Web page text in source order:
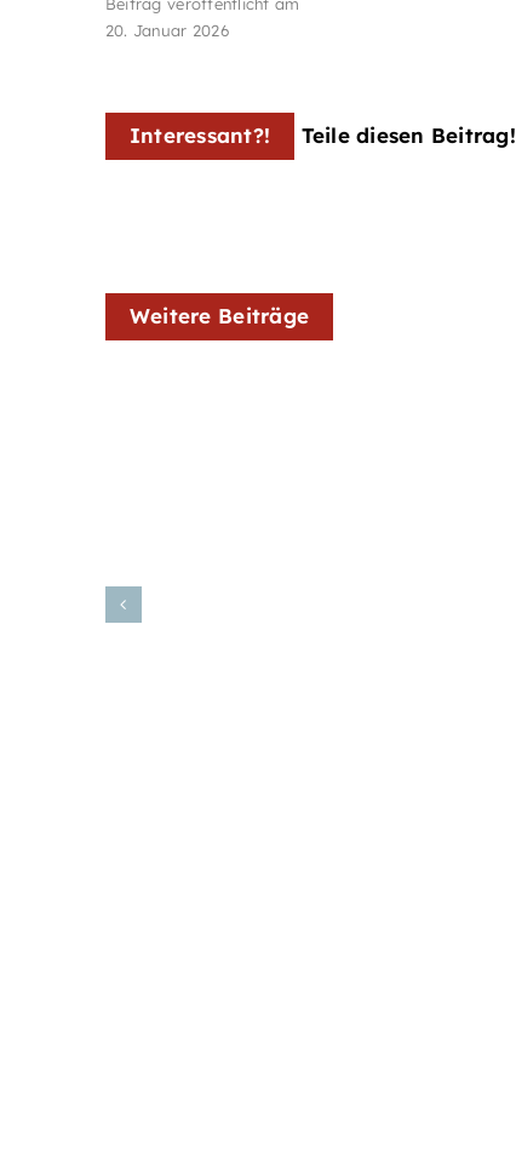
20. Januar 2026
Interessant?! Teile diesen Beitrag!
Weitere Beiträge